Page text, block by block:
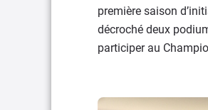
première saison
décroché deux
participer au